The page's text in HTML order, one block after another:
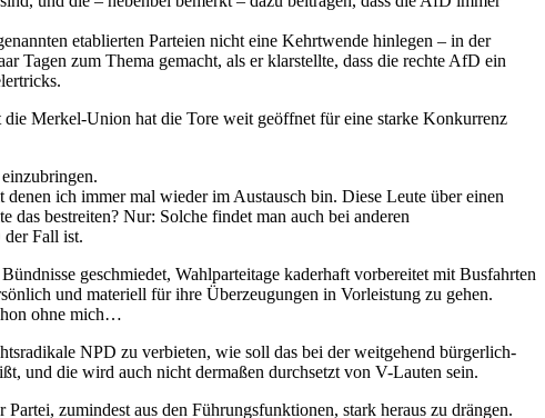
etablierten Parteien nicht eine Kehrtwende hinlegen – in der
Tagen zum Thema gemacht, als er klarstellte, dass die rechte AfD ein
Merkel-Union hat die Tore weit geöffnet für eine starke Konkurrenz
ich immer mal wieder im Austausch bin. Diese Leute über einen
bestreiten? Nur: Solche findet man auch bei anderen
der Fall ist.
geschmiedet, Wahlparteitage kaderhaft vorbereitet mit Busfahrten
und materiell für ihre Überzeugungen in Vorleistung zu gehen.
ohne mich…
NPD zu verbieten, wie soll das bei der weitgehend bürgerlich-
und die wird auch nicht dermaßen durchsetzt von V-Lauten sein.
zumindest aus den Führungsfunktionen, stark heraus zu drängen.